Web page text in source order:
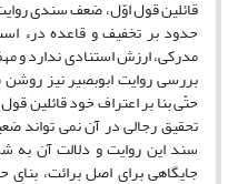
قائلین قول اوّل، ضعف سندی
حدود بر تخفیف و قاعده درء
مدرکی، ارزش استنادی ندارد و
بررسی روایت ابوبصیر نیز
حتّی بنا بر اعتراف خود قائلین
تحقیق رجالی در آن نمی تواند
سند این روایت و دلالت آن به
جایگاهی برای اصل برائت،